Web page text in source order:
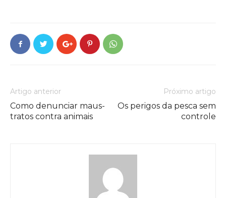
Artigo anterior
Como denunciar maus-
tratos contra animais
Próximo artigo
Os perigos da pesca sem
controle